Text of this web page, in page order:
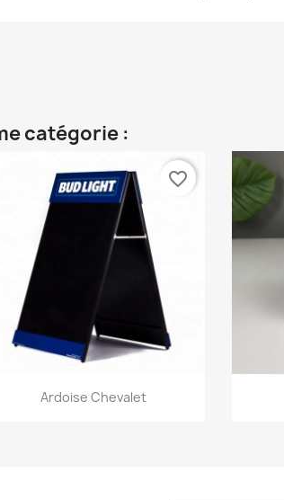
catégorie :
Aperçu rapide
Ardoise Chevalet
favorite_border